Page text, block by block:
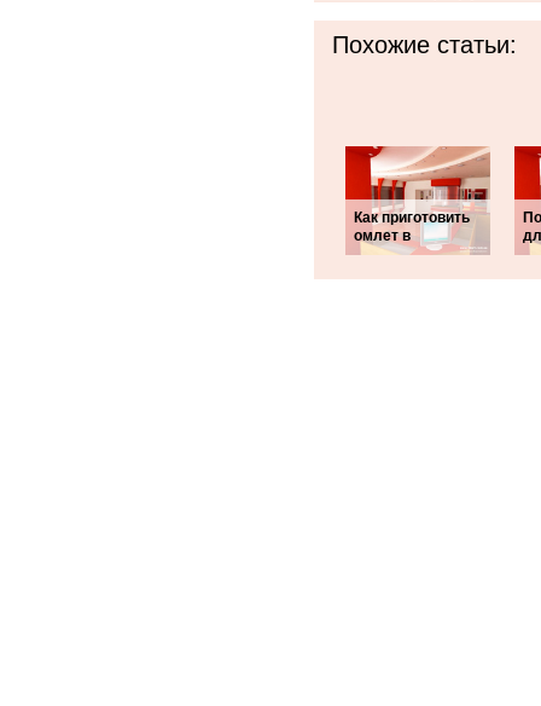
Похожие статьи:
Как приготовить
омлет в